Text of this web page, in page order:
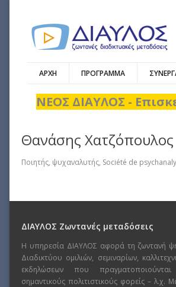
ΑΡΧΗ ΠΡΟΓΡΑΜΜΑ
ΝΕΟΣ ΔΙΑΥΛΟΣ -
Θανάσης Χατζόπουλος
Ποιητής, ψυχαναλυτής, Société de
ΔΙΑΥΛΟΣ Ζωντανές μεταδόσεις
Η υπηρεσία ΔΙΑΥΛΟΣ αφορά τη ζωντανή
Διαδικτύου ομιλιών, σεμιναρίων,
εκδηλώσεων που
σημαντικούς πολιτιστικούς φορείς – λ.χ.